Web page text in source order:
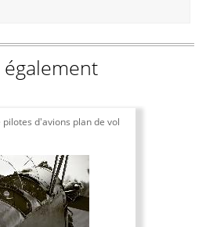
pilotes d'avions plan de vol